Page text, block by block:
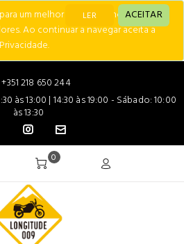
um melhor desempenho e
Ao continuar a navegar aceita a
LER ACEITAR
+351 218 650 244
às 13:00 | 14:30 às 19:00 - Sábado: 10:00
às 13:30
0